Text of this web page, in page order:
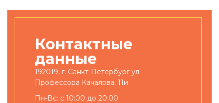
Контактные
данные
192019, г. Санкт-Петербург ул.
Профессора Качалова, 11и
Пн-Вс: с 10:00 до 20:00